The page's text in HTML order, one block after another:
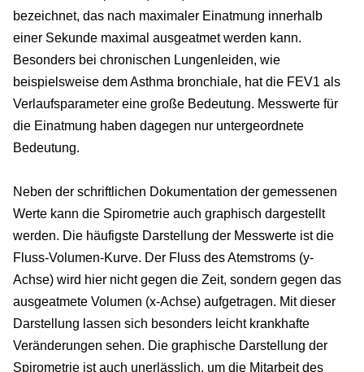
bezeichnet, das nach maximaler Einatmung innerhalb
einer Sekunde maximal ausgeatmet werden kann.
Besonders bei chronischen Lungenleiden, wie
beispielsweise dem Asthma bronchiale, hat die FEV1 als
Verlaufsparameter eine große Bedeutung. Messwerte für
die Einatmung haben dagegen nur untergeordnete
Bedeutung.
Neben der schriftlichen Dokumentation der gemessenen
Werte kann die Spirometrie auch graphisch dargestellt
werden. Die häufigste Darstellung der Messwerte ist die
Fluss-Volumen-Kurve. Der Fluss des Atemstroms (y-
Achse) wird hier nicht gegen die Zeit, sondern gegen das
ausgeatmete Volumen (x-Achse) aufgetragen. Mit dieser
Darstellung lassen sich besonders leicht krankhafte
Veränderungen sehen. Die graphische Darstellung der
Spirometrie ist auch unerlässlich, um die Mitarbeit des